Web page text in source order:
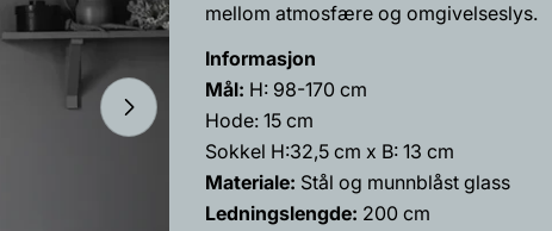
Åpne media 1 i modal
mellom atmosfære og omgivelseslys.
Informasjon
Mål: H: 98-170 cm
Hode: 15 cm
Sokkel H:32,5 cm x B: 13 cm
Materiale: Stål og munnblåst glass
Ledningslengde: 200 cm
Dele
Navnet
Din